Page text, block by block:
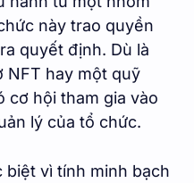
này trao quyền
quyết định. Dù là
NFT hay một quỹ
cơ hội tham gia vào
lý của tổ chức.
biệt vì tính minh bạch